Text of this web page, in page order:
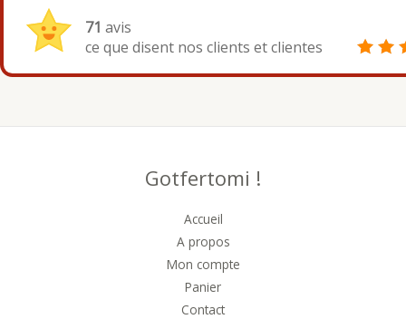
71 avis
ce que disent nos clients et clientes
Gotfertomi !
Accueil
A propos
Mon compte
Panier
Contact